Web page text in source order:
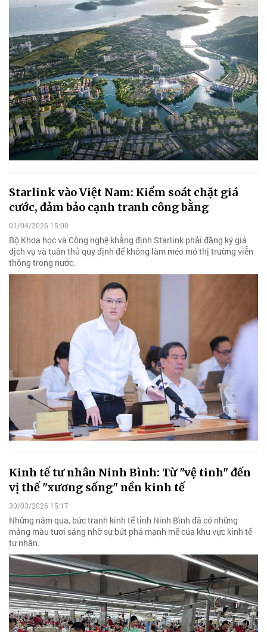
Starlink vào Việt Nam: Kiểm soát chặt giá
cước, đảm bảo cạnh tranh công bằng
01/04/2026 15:00
Bộ Khoa học và Công nghệ khẳng định Starlink phải đăng ký giá
dịch vụ và tuân thủ quy định để không làm méo mó thị trường viễn
thông trong nước.
Kinh tế tư nhân Ninh Bình: Từ "vệ tinh" đến
vị thế "xương sống" nền kinh tế
30/03/2026 15:17
Những năm qua, bức tranh kinh tế tỉnh Ninh Bình đã có những
mảng màu tươi sáng nhờ sự bứt phá mạnh mẽ của khu vực kinh tế
tư nhân.